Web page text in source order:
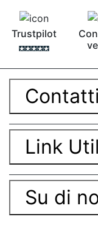
Trustpilot
Contatti
Link
Su di